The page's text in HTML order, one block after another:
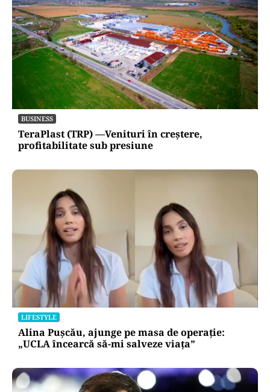
BUSINESS
TeraPlast (TRP) —Venituri în creștere,
profitabilitate sub presiune
LIFESTYLE
Alina Pușcău, ajunge pe masa de operație:
„UCLA încearcă să-mi salveze viața”